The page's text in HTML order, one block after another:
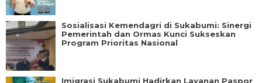
Sosialisasi Kemendagri di Sukabumi: Sinergi
Pemerintah dan Ormas Kunci Sukseskan
Program Prioritas Nasional
Imigrasi Sukabumi Hadirkan Layanan Paspor